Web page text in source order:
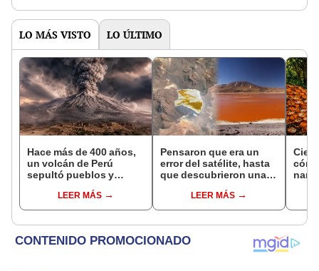
LO MÁS VISTO LO ÚLTIMO
Hace más de 400 años,
un volcán de Perú
sepultó pueblos y
veranos más fríos de la
historia: sigue bajo
LEER MÁS
Pensaron que era un
error del satélite, hasta
que descubrieron una
sobre Bolivia.
LEER MÁS